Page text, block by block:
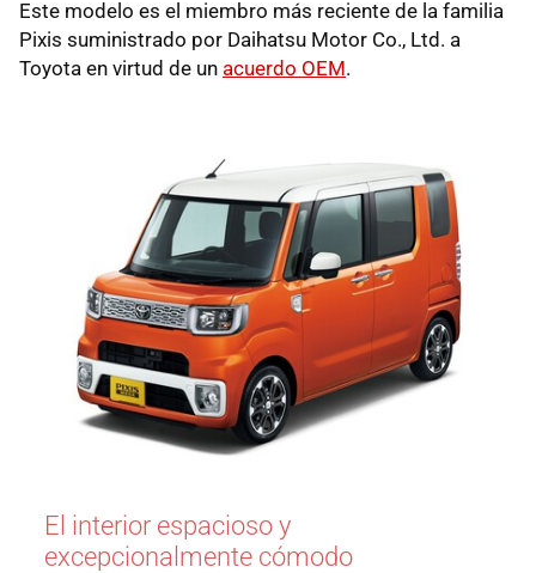
Este modelo es el miembro más reciente de la familia
Pixis suministrado por Daihatsu Motor Co., Ltd. a
Toyota en virtud de un acuerdo OEM.
El interior espacioso y
excepcionalmente cómodo